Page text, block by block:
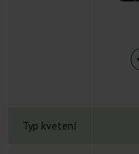
Typ kvetení